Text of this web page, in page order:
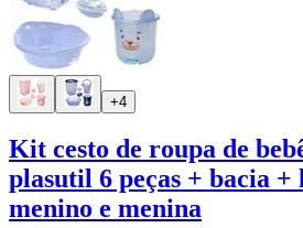
+4
Kit cesto de roupa de
plasutil 6 peças + bacia
menino e menina